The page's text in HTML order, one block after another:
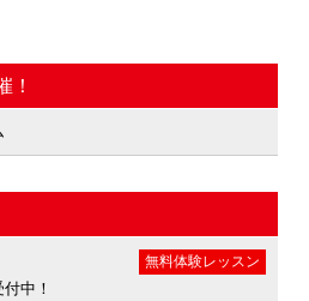
！
無料体験レッスン
中！